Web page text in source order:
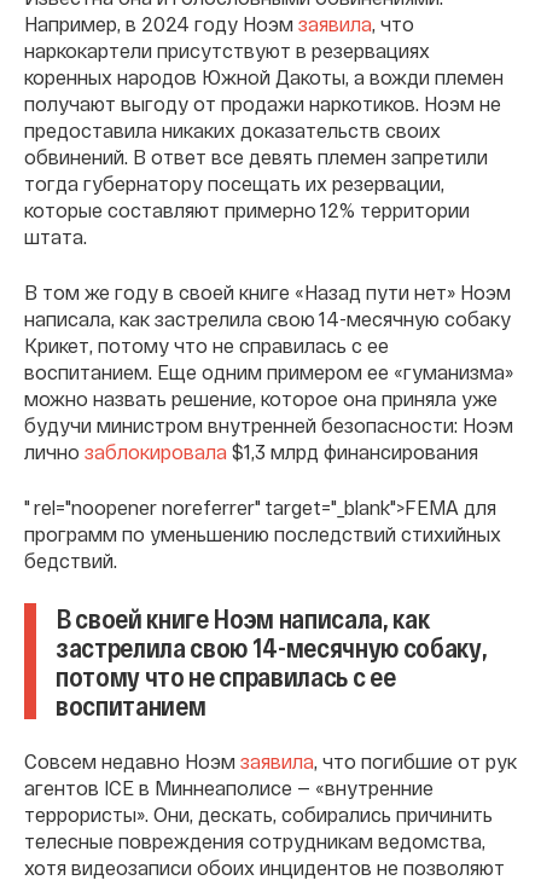
Например, в 2024 году Ноэм заявила , что
наркокартели присутствуют в резервациях
коренных народов Южной Дакоты, а вожди племен
получают выгоду от продажи наркотиков. Ноэм не
предоставила никаких доказательств своих
обвинений. В ответ все девять племен запретили
тогда губернатору посещать их резервации,
которые составляют примерно 12% территории
штата.
В том же году в своей книге «Назад пути нет» Ноэм
написала, как застрелила свою 14-месячную собаку
Крикет, потому что не справилась с ее
воспитанием. Еще одним примером ее «гуманизма»
можно назвать решение, которое она приняла уже
будучи министром внутренней безопасности: Ноэм
лично заблокировала $1,3 млрд финансирования
" rel="noopener noreferrer" target="_blank">FEMA для
программ по уменьшению последствий стихийных
бедствий.
В своей книге Ноэм написала, как
застрелила свою 14-месячную собаку,
потому что не справилась с ее
воспитанием
Совсем недавно Ноэм заявила , что погибшие от рук
агентов ICE в Миннеаполисе — «внутренние
террористы». Они, дескать, собирались причинить
телесные повреждения сотрудникам ведомства,
хотя видеозаписи обоих инцидентов не позволяют